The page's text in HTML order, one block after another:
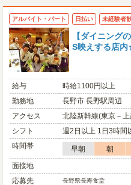
アルバイト・パート 日払い 未経験者
【ダイニング
S映えする店
給与
時給1100円以上
勤務地
長野市 長野駅周辺
アクセス
北陸新幹線(東京－
シフト
週2日以上 1日3時間
時間帯
早朝 朝
面接地
応募先
長野県長寿食堂